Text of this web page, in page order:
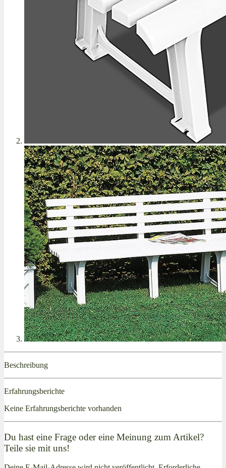
Beschreibung
Erfahrungsberichte
Keine Erfahrungsberichte vorhanden
Du hast eine Frage oder eine Meinung zum Artikel?
Teile sie mit uns!